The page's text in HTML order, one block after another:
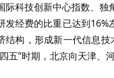
科技创新中心指数、
经费的比重已达到
构，形成新一代信息
”时期，北京向天津、